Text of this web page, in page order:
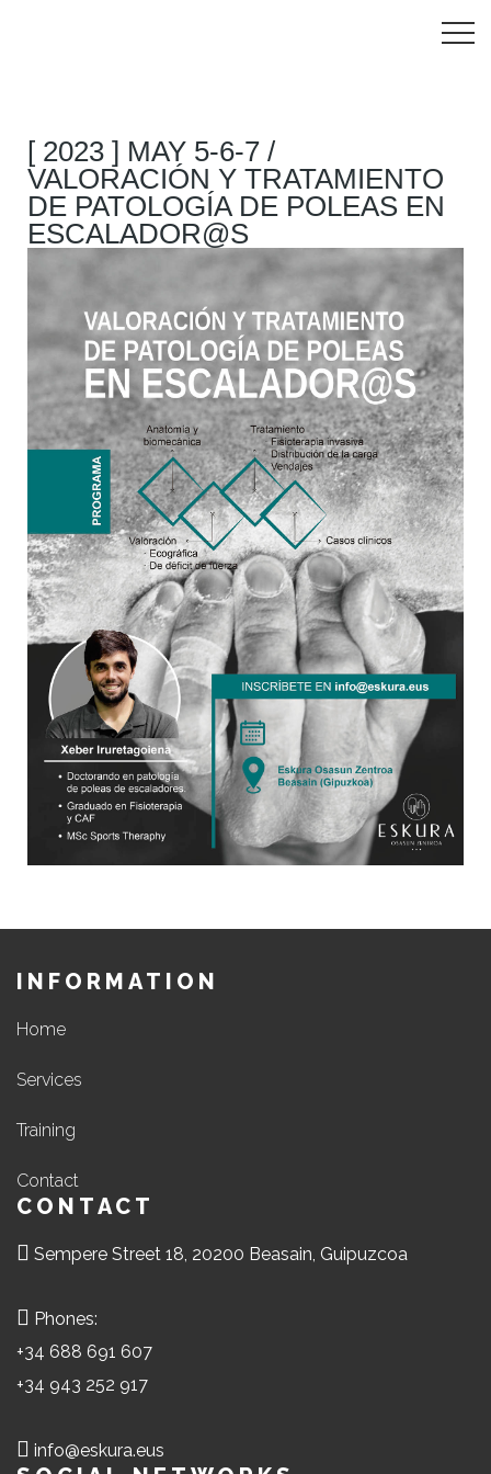
[ 2023 ] MAY 5-6-7 /
VALORACIÓN Y TRATAMIENTO
DE PATOLOGÍA DE POLEAS EN
ESCALADOR@S
INFORMATION
Home
Services
Training
Contact
CONTACT
Sempere Street 18, 20200 Beasain, Guipuzcoa
Phones:
+34 688 691 607
+34 943 252 917
info@eskura.eus